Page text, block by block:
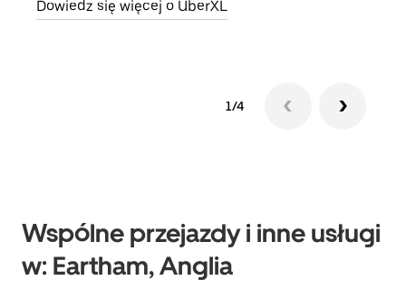
Dowiedz się więcej o UberXL
1/4
Wspólne przejazdy i inne usługi
w: Eartham, Anglia